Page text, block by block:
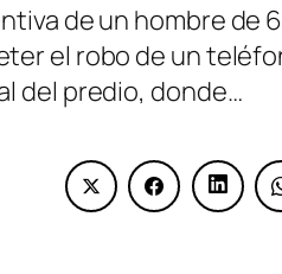
de un hombre de
el robo de un
del predio, donde…